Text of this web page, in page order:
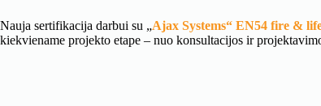
Nauja sertifikacija darbui su „Ajax Systems“ EN54 fire &
kiekviename projekto etape – nuo konsultacijos ir